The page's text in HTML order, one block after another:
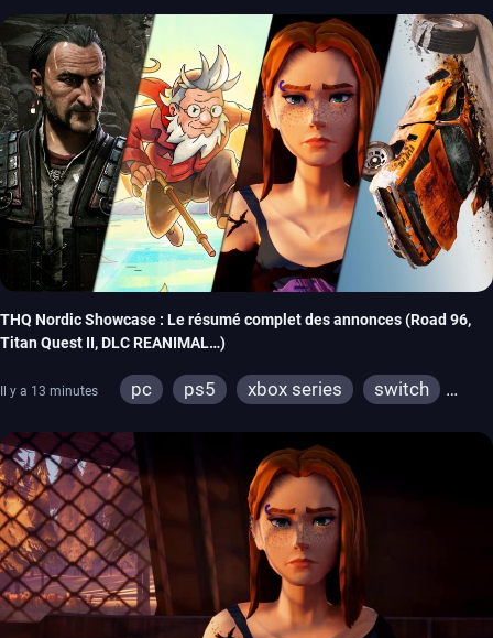
THQ Nordic Showcase : Le résumé complet des annonces (Road 96,
Titan Quest II, DLC REANIMAL…)
Il y a 13 minutes pc ps5 xbox series
switch